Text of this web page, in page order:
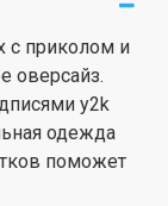
с приколом и
оверсайз.
y2k
одежда
поможет